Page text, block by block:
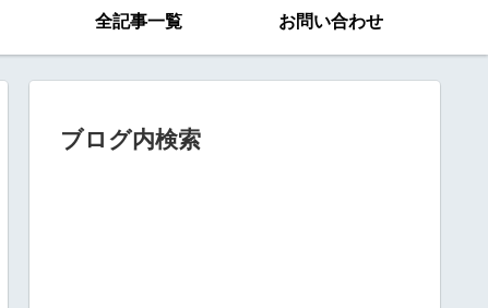
全記事一覧 お問い合わせ
ブログ内検索